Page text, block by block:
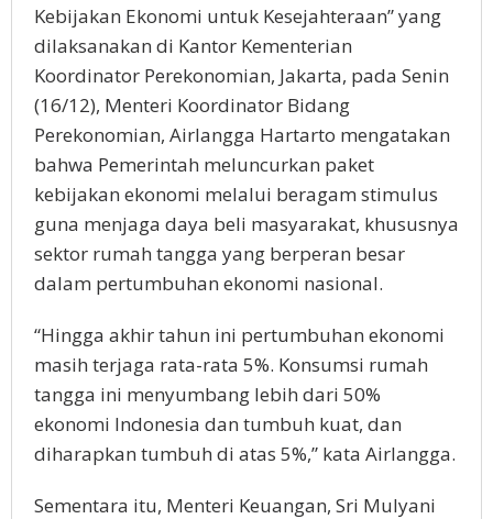
Kebijakan Ekonomi untuk Kesejahteraan” yang
dilaksanakan di Kantor Kementerian
Koordinator Perekonomian, Jakarta, pada Senin
(16/12), Menteri Koordinator Bidang
Perekonomian, Airlangga Hartarto mengatakan
bahwa Pemerintah meluncurkan paket
kebijakan ekonomi melalui beragam stimulus
guna menjaga daya beli masyarakat, khususnya
sektor rumah tangga yang berperan besar
dalam pertumbuhan ekonomi nasional.
“Hingga akhir tahun ini pertumbuhan ekonomi
masih terjaga rata-rata 5%. Konsumsi rumah
tangga ini menyumbang lebih dari 50%
ekonomi Indonesia dan tumbuh kuat, dan
diharapkan tumbuh di atas 5%,” kata Airlangga.
Sementara itu, Menteri Keuangan, Sri Mulyani